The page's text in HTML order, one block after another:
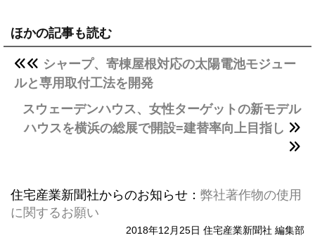
ほかの記事も読む
シャープ、寄棟屋根対応の太陽電池モジュー
ルと専用取付工法を開発
スウェーデンハウス、女性ターゲットの新モデル
ハウスを横浜の総展で開設=建替率向上目指し
住宅産業新聞社からのお知らせ： 弊社著作物の使用
に関するお願い
2018年12月25日 住宅産業新聞社 編集部